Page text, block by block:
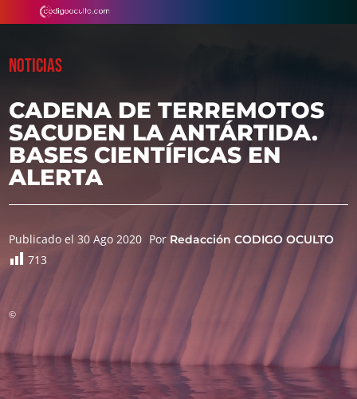
NOTICIAS
CADENA DE TERREMOTOS
SACUDEN LA ANTÁRTIDA.
BASES CIENTÍFICAS EN
ALERTA
Publicado el 30 Ago 2020 PorRedacción CODIGO OCULTO
713
©